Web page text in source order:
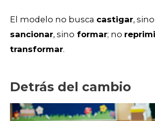
El modelo no busca castigar, sino
sancionar, sino formar; no
transformar.
Detrás del cambio